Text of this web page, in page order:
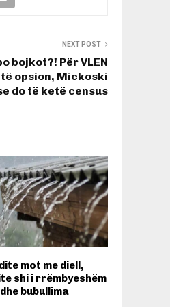
NEXT POST
bojkot?! Për VLEN
opsion, Mickoski
do të ketë census
mot me diell,
shi i rrëmbyeshëm
bubullima